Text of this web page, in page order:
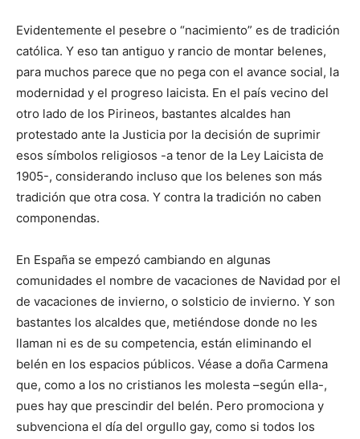
Evidentemente el pesebre o “nacimiento” es de tradición
católica. Y eso tan antiguo y rancio de montar belenes,
para muchos parece que no pega con el avance social, la
modernidad y el progreso laicista. En el país vecino del
otro lado de los Pirineos, bastantes alcaldes han
protestado ante la Justicia por la decisión de suprimir
esos símbolos religiosos -a tenor de la Ley Laicista de
1905-, considerando incluso que los belenes son más
tradición que otra cosa. Y contra la tradición no caben
componendas.
En España se empezó cambiando en algunas
comunidades el nombre de vacaciones de Navidad por el
de vacaciones de invierno, o solsticio de invierno. Y son
bastantes los alcaldes que, metiéndose donde no les
llaman ni es de su competencia, están eliminando el
belén en los espacios públicos. Véase a doña Carmena
que, como a los no cristianos les molesta –según ella-,
pues hay que prescindir del belén. Pero promociona y
subvenciona el día del orgullo gay, como si todos los